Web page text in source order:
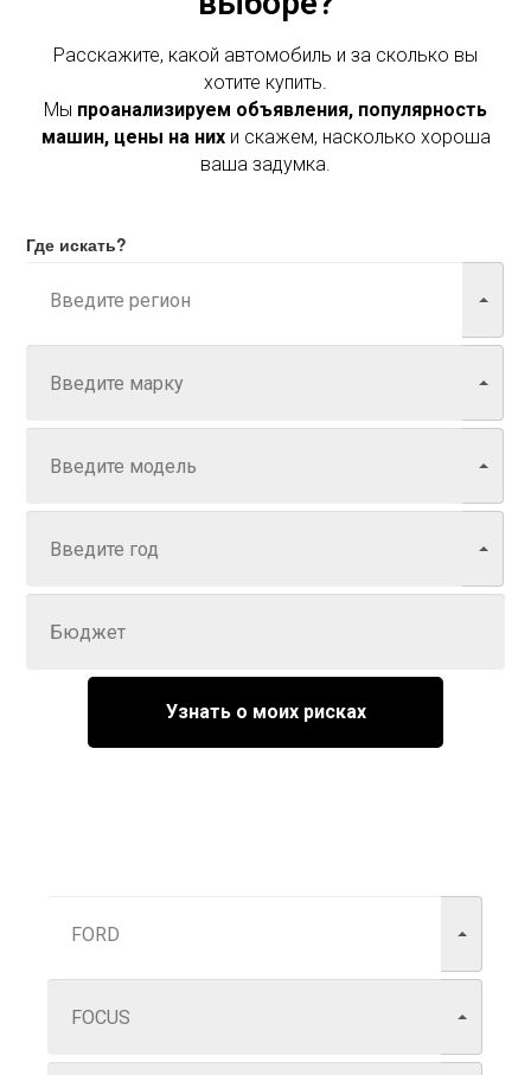
Расскажите, какой автомобиль и за сколько вы
хотите купить.
Мы проанализируем объявления, популярность
машин, цены на нихи скажем, насколько хороша
ваша задумка.
Где искать?
Узнать о моих рисках